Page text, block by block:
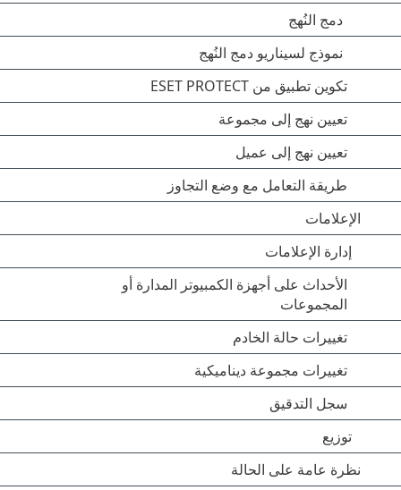
دمج النُهج
نموذج لسيناريو دمج النُهج
تكوين تطبيق من ESET PROTECT
تعيين نهج إلى مجموعة
تعيين نهج إلى عميل
طريقة التعامل مع وضع التجاوز
الإعلامات
إدارة الإعلامات
الأحداث على أجهزة الكمبيوتر المدارة أو
المجموعات
تغييرات حالة الخادم
تغييرات مجموعة ديناميكية
سجل التدقيق
توزيع
نظرة عامة على الحالة